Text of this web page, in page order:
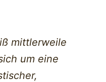
mittlerweile
um eine